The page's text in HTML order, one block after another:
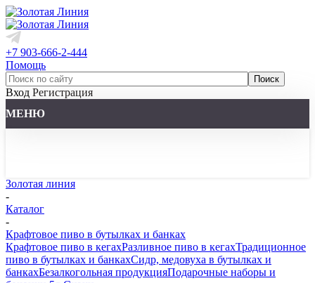
+7 903-666-2-444
Помощь
Вход Регистрация
МЕНЮ
Золотая линия
-
Каталог
-
Крафтовое пиво в бутылках и банках
Крафтовое пиво в кегахРазливное пиво в кегахТрадиционное
пиво в бутылках и банкахСидр, медовуха в бутылках и
банкахБезалкогольная продукцияПодарочные наборы и